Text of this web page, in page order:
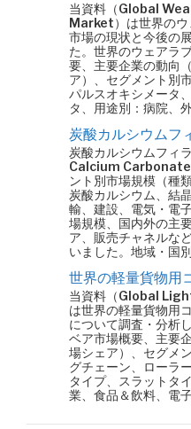
当資料（Global
Market）は世界のウ
市場の現状と今後の
た。世界のウェアラ
要、主要企業の動向
ア）、セグメント別
パルスオキシメータ
タ、用途別：病院、
炭酸カルシウムフ
炭酸カルシウムフィ
Calcium Carbonate
ント別市場規模（種
炭酸カルシウム、結
輸、建設、電気・電
場規模、国内外の主
ア、販売チャネルな
いました。地域・国
世界の軽量貨物用
当資料（Global
は世界の軽量貨物用
について調査・分析
ベア市場概要、主要
場シェア）、セグメ
グチェーン、ローラ
タイプ、スラットタ
業、食品＆飲料、電